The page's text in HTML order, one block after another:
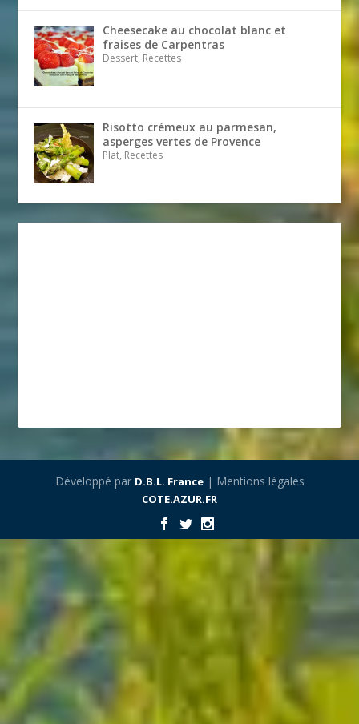
Cheesecake au chocolat blanc et
fraises de Carpentras
Dessert, Recettes
Risotto crémeux au parmesan,
asperges vertes de Provence
Plat, Recettes
Développé par D.B.L. France| Mentions légales
COTE.AZUR.FR